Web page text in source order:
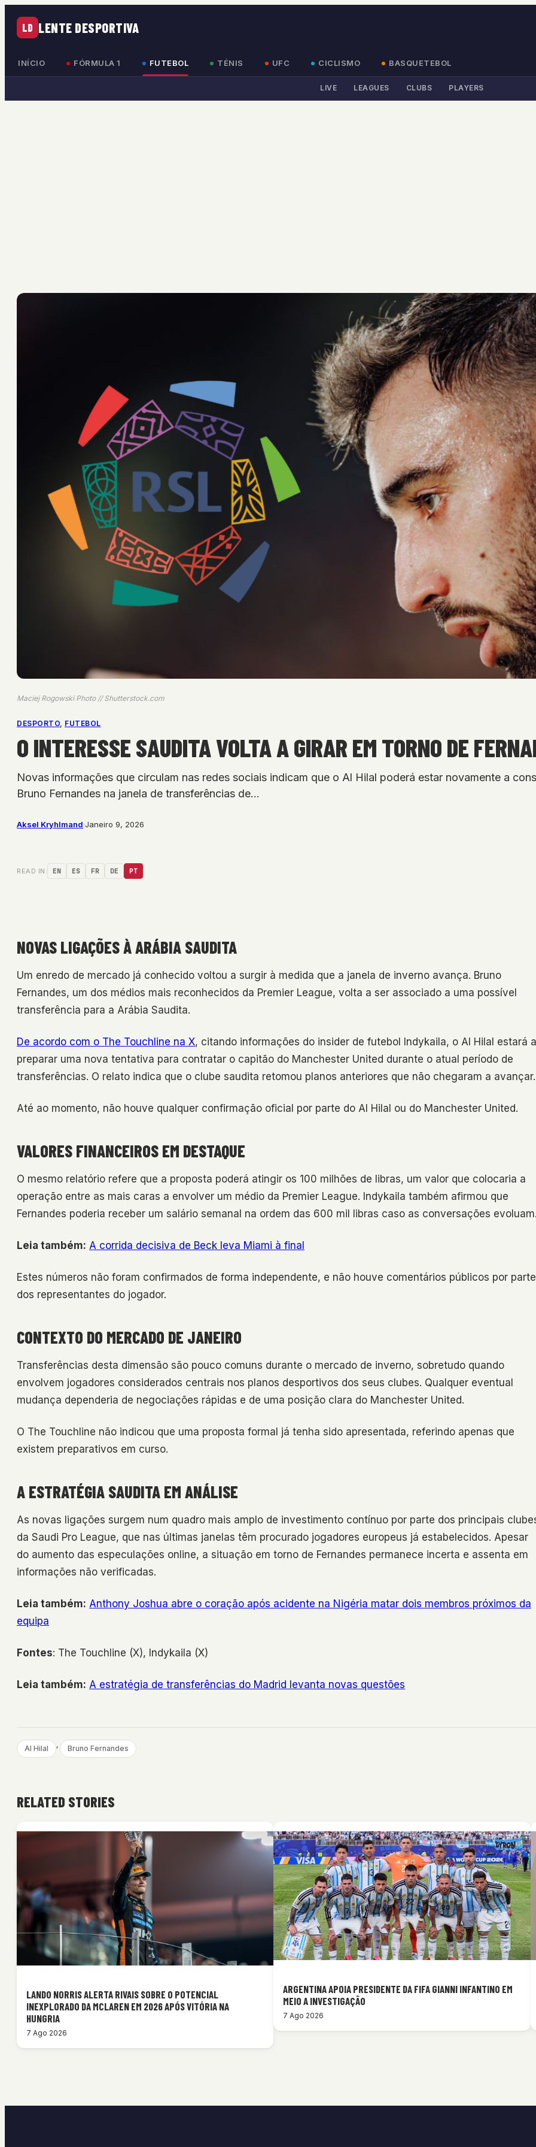
LD LENTE DESPORTIVA
INÍCIO FÓRMULA 1 FUTEBOL TÉNIS UFC CICLISMO BASQUETEBOL
LIVE LEAGUES CLUBS PLAYERS
Maciej Rogowski Photo // Shutterstock.com
DESPORTO, FUTEBOL
O INTERESSE SAUDITA VOLTA A GIRAR EM TORNO DE
Novas informações que circulam nas redes sociais indicam que o Al Hilal poderá estar novamente a
Bruno Fernandes na janela de transferências de…
Aksel Kryhlmand·Janeiro 9, 2026
READ IN: EN ES FR DE PT
NOVAS LIGAÇÕES À ARÁBIA SAUDITA
Um enredo de mercado já conhecido voltou a surgir à medida que a janela de inverno avança. Bruno
Fernandes, um dos médios mais reconhecidos da Premier League, volta a ser associado a uma possível
transferência para a Arábia Saudita.
De acordo com o The Touchline na X, citando informações do insider de futebol Indykaila, o Al Hilal estará a
preparar uma nova tentativa para contratar o capitão do Manchester United durante o atual período de
transferências. O relato indica que o clube saudita retomou planos anteriores que não chegaram a avançar.
Até ao momento, não houve qualquer confirmação oficial por parte do Al Hilal ou do Manchester United.
VALORES FINANCEIROS EM DESTAQUE
O mesmo relatório refere que a proposta poderá atingir os 100 milhões de libras, um valor que colocaria a
operação entre as mais caras a envolver um médio da Premier League. Indykaila também afirmou que
Fernandes poderia receber um salário semanal na ordem das 600 mil libras caso as conversações
Leia também: A corrida decisiva de Beck leva Miami à final
Estes números não foram confirmados de forma independente, e não houve comentários públicos por parte
dos representantes do jogador.
CONTEXTO DO MERCADO DE JANEIRO
Transferências desta dimensão são pouco comuns durante o mercado de inverno, sobretudo quando
envolvem jogadores considerados centrais nos planos desportivos dos seus clubes. Qualquer eventual
mudança dependeria de negociações rápidas e de uma posição clara do Manchester United.
O The Touchline não indicou que uma proposta formal já tenha sido apresentada, referindo apenas que
existem preparativos em curso.
A ESTRATÉGIA SAUDITA EM ANÁLISE
As novas ligações surgem num quadro mais amplo de investimento contínuo por parte dos principais
da Saudi Pro League, que nas últimas janelas têm procurado jogadores europeus já estabelecidos. Apesar
do aumento das especulações online, a situação em torno de Fernandes permanece incerta e assenta em
informações não verificadas.
Leia também: Anthony Joshua abre o coração após acidente na Nigéria matar dois membros próximos da
equipa
Fontes: The Touchline (X), Indykaila (X)
Leia também: A estratégia de transferências do Madrid levanta novas questões
Al Hilal , Bruno Fernandes
RELATED STORIES
LANDO NORRIS ALERTA RIVAIS SOBRE O POTENCIAL
INEXPLORADO DA MCLAREN EM 2026 APÓS VITÓRIA NA
HUNGRIA
7 Ago 2026
ARGENTINA APOIA PRESIDENTE DA FIFA GIANNI INFANTINO EM
MEIO A INVESTIGAÇÃO
7 Ago 2026